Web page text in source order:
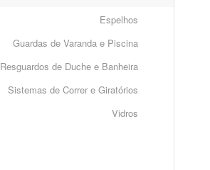
Espelhos
Guardas de Varanda e Piscina
Resguardos de Duche e Banheira
Sistemas de Correr e Giratórios
Vidros